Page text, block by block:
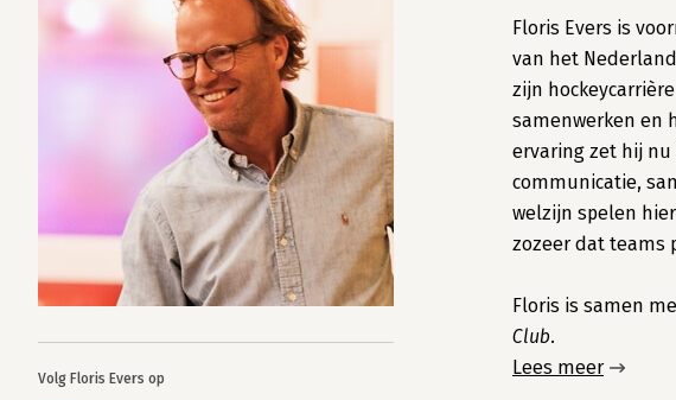
Volg Floris Evers op
Floris Evers is
van het
zijn
samenwerken en
ervaring zet hij
communicatie,
welzijn spelen
zozeer dat teams
Floris is samen
Club.
Lees meer